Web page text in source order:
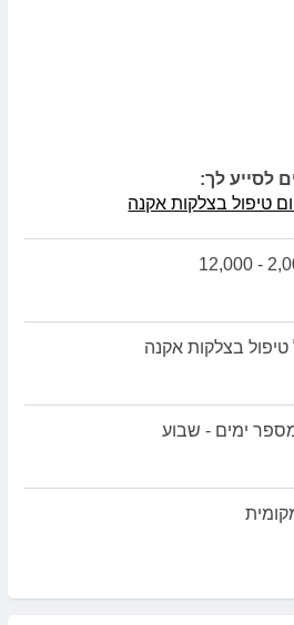
לסייע לך:
2,000 -
בצלקות אקנה
ימים - שבוע